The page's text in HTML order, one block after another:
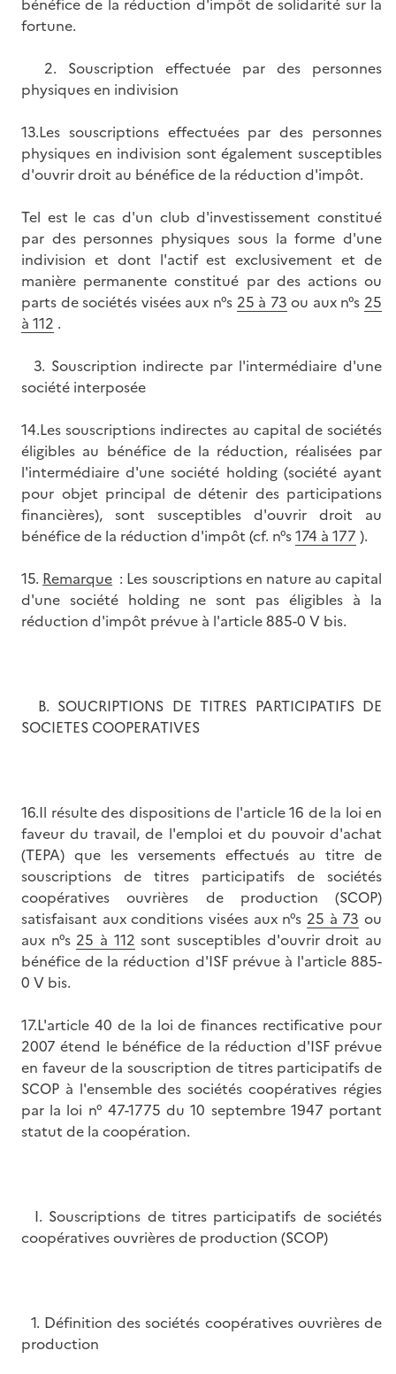
fortune.
2. Souscription effectuée par des personnes
physiques en indivision
13.Les souscriptions effectuées par des personnes
physiques en indivision sont également susceptibles
d'ouvrir droit au bénéfice de la réduction d'impôt.
Tel est le cas d'un club d'investissement constitué
par des personnes physiques sous la forme d'une
indivision et dont l'actif est exclusivement et de
manière permanente constitué par des actions ou
parts de sociétés visées aux n°s 25 à 73 ou aux n°s 25
à 112 .
3. Souscription indirecte par l'intermédiaire d'une
société interposée
14.Les souscriptions indirectes au capital de sociétés
éligibles au bénéfice de la réduction, réalisées par
l'intermédiaire d'une société holding (société ayant
pour objet principal de détenir des participations
financières), sont susceptibles d'ouvrir droit au
bénéfice de la réduction d'impôt (cf. n°s174 à 177 ).
15. Remarque : Les souscriptions en nature au capital
d'une société holding ne sont pas éligibles à la
réduction d'impôt prévue à l'article 885-0 V bis.
B. SOUCRIPTIONS DE TITRES PARTICIPATIFS DE
SOCIETES COOPERATIVES
16.Il résulte des dispositions de l'article 16 de la loi en
faveur du travail, de l'emploi et du pouvoir d'achat
(TEPA) que les versements effectués au titre de
souscriptions de titres participatifs de sociétés
coopératives ouvrières de production (SCOP)
satisfaisant aux conditions visées aux n°s 25 à 73 ou
aux n°s 25 à 112 sont susceptibles d'ouvrir droit au
bénéfice de la réduction d'ISF prévue à l'article 885-
0 V bis.
17.L'article 40 de la loi de finances rectificative pour
2007 étend le bénéfice de la réduction d'ISF prévue
en faveur de la souscription de titres participatifs de
SCOP à l'ensemble des sociétés coopératives régies
par la loi n° 47-1775 du 10 septembre 1947 portant
statut de la coopération.
I. Souscriptions de titres participatifs de sociétés
coopératives ouvrières de production (SCOP)
1. Définition des sociétés coopératives ouvrières de
production